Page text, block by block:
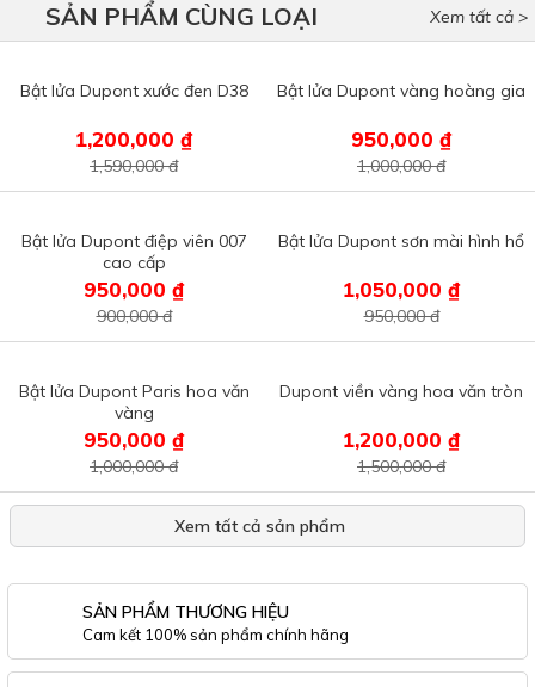
Xem tất cả >
SẢN PHẨM CÙNG LOẠI
Bật lửa Dupont xước đen D38
1,200,000 ₫
1,590,000 đ
Bật lửa Dupont vàng hoàng gia
950,000 ₫
1,000,000 đ
Bật lửa Dupont điệp viên 007
cao cấp
950,000 ₫
900,000 đ
Bật lửa Dupont sơn mài hình hổ
1,050,000 ₫
950,000 đ
Bật lửa Dupont Paris hoa văn
vàng
950,000 ₫
1,000,000 đ
Dupont viền vàng hoa văn tròn
1,200,000 ₫
1,500,000 đ
Xem tất cả sản phẩm
SẢN PHẨM THƯƠNG HIỆU
Cam kết 100% sản phẩm chính hãng